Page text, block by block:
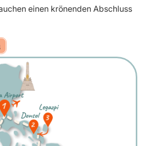
einen krönenden Abschluss